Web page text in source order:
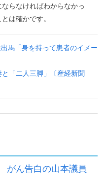
らなければわからなかっ
は確かです。
馬「身を持って患者のイメー
「二人三脚」〔産経新聞
ん告白の山本議員